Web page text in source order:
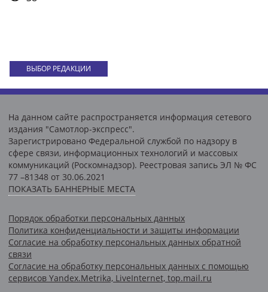
ВЫБОР РЕДАКЦИИ
На данном сайте распространяется информация сетевого
издания "Самотлор-экспресс".
Зарегистрировано Федеральной службой по надзору в
сфере связи, информационных технологий и массовых
коммуникаций (Роскомнадзор). Реестровая запись ЭЛ № ФС
77 –81348 от 30.06.2021
ПОКАЗАТЬ БАННЕРНЫЕ МЕСТА
Порядок обработки персональных данных
Политика конфиденциальности и защиты информации
Согласие на обработку персональных данных обратной
связи
Согласие на обработку персональных данных с помощью
сервисов Yandex.Metrika, LiveInternet, top.mail.ru